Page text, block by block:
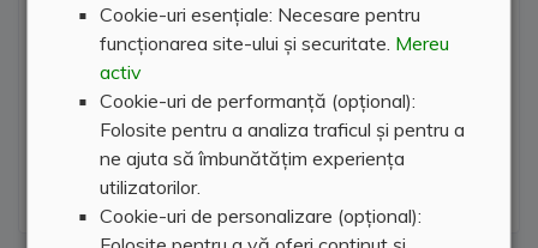
Cookie-uri esențiale: Necesare pentru
funcționarea site-ului și securitate. Mereu
activ
Cookie-uri de performanță (opțional):
Folosite pentru a analiza traficul și pentru a
ne ajuta să îmbunătățim experiența
utilizatorilor.
Cookie-uri de personalizare (opțional):